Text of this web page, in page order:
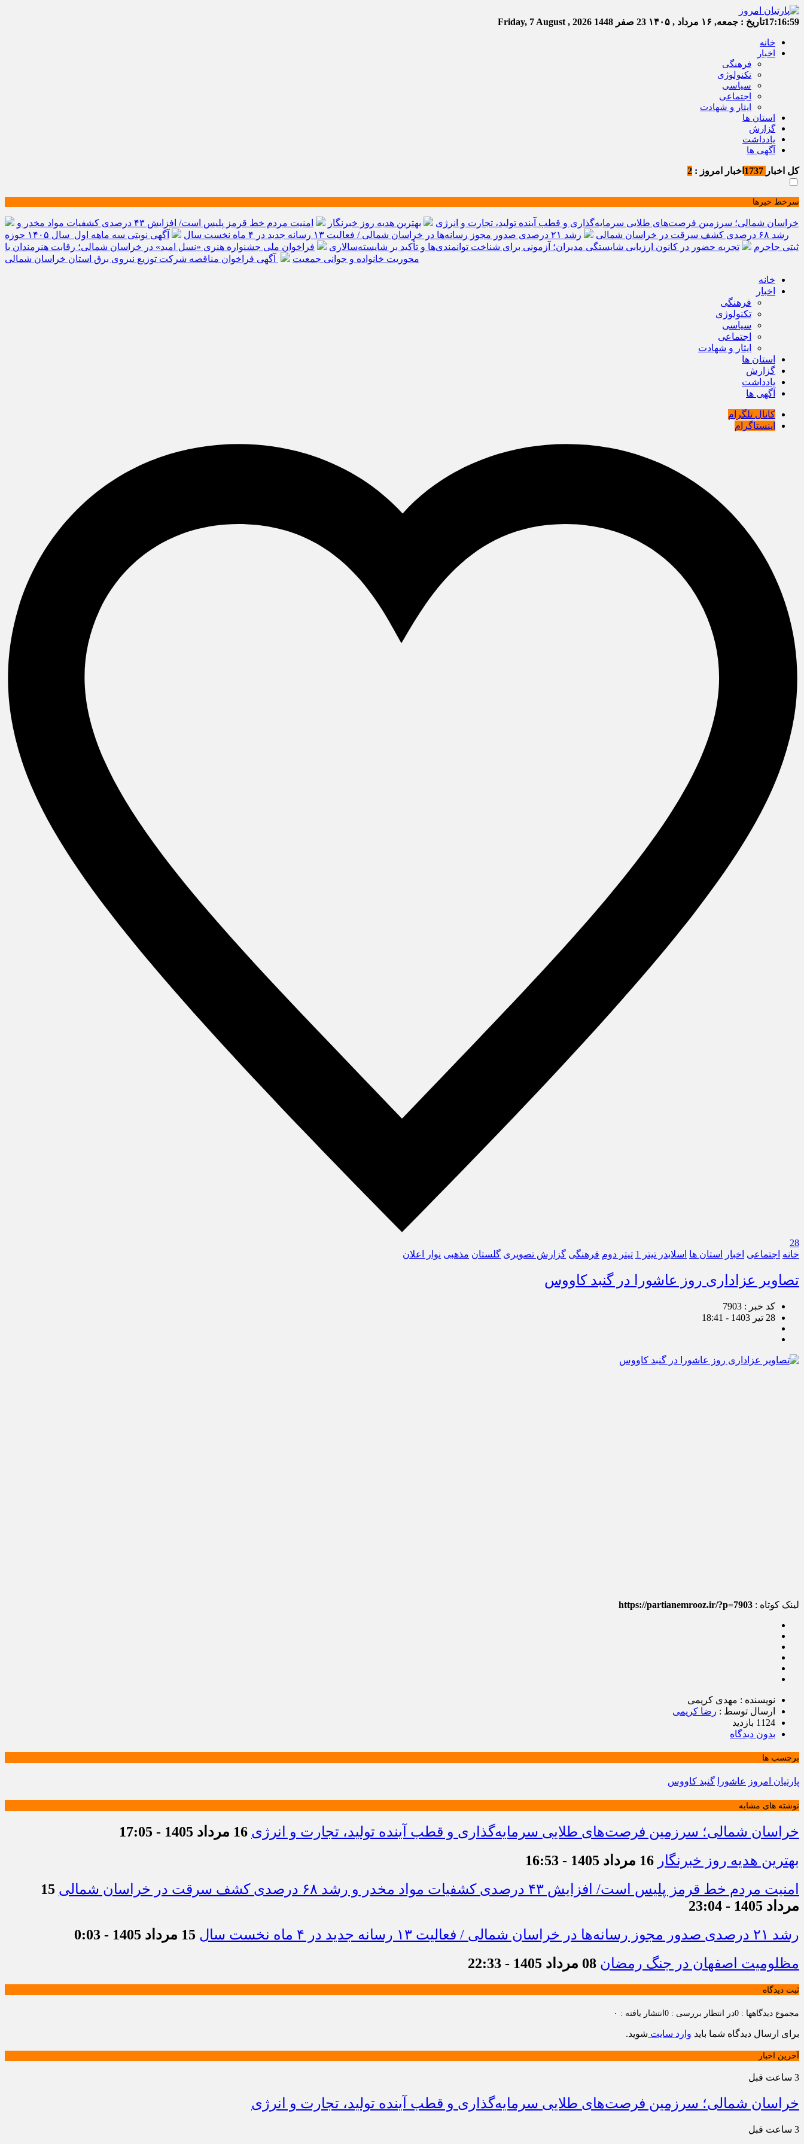
17:17:00تاریخ : جمعه, ۱۶ مرداد , ۱۴۰۵ 23 صفر 1448
خانه
اخبار
فرهنگی
تکنولوژی
سیاسی
اجتماعی
ایثار و شهادت
استان ها
گزارش
یادداشت
آگهی ها
کل اخبار اخبار امروز : 2
سرخط خبرها
خراسان شمالی؛ سرزمین فرصت‌های طلایی سرمایه‌گذاری و قطب آینده تولید، تجارت و انرژی بهترین هدیه روز خبرنگار
امنیت مردم خط قرمز پلیس است/ افزایش ۴۳ درصدی کشفیات مواد مخدر و
رشد ۶۸ درصدی کشف سرقت در خراسان شمالی
رشد ۲۱ درصدی صدور مجوز رسانه‌ها در خراسان شمالی / فعالیت ۱۳ رسانه جدید در ۴ ماه نخست سال
آگهی نوبتی سه ماهه اول سال ۱۴۰۵ حوزه
ثبتی جاجرم
تجربه حضور در کانون ارزیابی شایستگی مدیران؛ آزمونی برای شناخت توانمندی‌ها و تأکید بر شایسته‌سالاری
فراخوان ملی جشنواره هنری «نسل امید» در خراسان شمالی؛ رقابت هنرمندان با
محوریت خانواده و جوانی جمعیت
آگهی فراخوان مناقصه شرکت توزیع نیروی برق استان خراسان شمالی
خانه
اخبار
فرهنگی
تکنولوژی
سیاسی
اجتماعی
ایثار و شهادت
استان ها
گزارش
یادداشت
آگهی ها
کانال تلگرام
اینستاگرام
28
خانه اجتماعی اخبار استان ها اسلایدر تیتر 1 تیتر دوم فرهنگی گزارش تصویری گلستان مذهبی نوار اعلان
تصاویر عزاداری روز عاشورا در گنبد کاووس
کد خبر : 7903
28 تیر 1403 - 18:41
لینک کوتاه : https://partianemrooz.ir/?p=7903
نویسنده : مهدی کریمی
ارسال توسط : رضا کریمی
1124 بازدید
بدون دیدگاه
برچسب ها
پارتیان امروز عاشورا گنبد کاووس
نوشته های مشابه
خراسان شمالی؛ سرزمین فرصت‌های طلایی سرمایه‌گذاری و قطب آینده تولید، تجارت و انرژی 16 مرداد 1405 - 17:05
بهترین هدیه روز خبرنگار 16 مرداد 1405 - 16:53
امنیت مردم خط قرمز پلیس است/ افزایش ۴۳ درصدی کشفیات مواد مخدر و رشد ۶۸ درصدی کشف سرقت در خراسان شمالی
15
مرداد 1405 - 23:04
رشد ۲۱ درصدی صدور مجوز رسانه‌ها در خراسان شمالی / فعالیت ۱۳ رسانه جدید در ۴ ماه نخست سال
15 مرداد 1405 - 0:03
مظلومیت اصفهان در جنگ رمضان 08 مرداد 1405 - 22:33
ثبت دیدگاه
مجموع دیدگاهها : 0 در انتظار بررسی : 0 انتشار یافته : ۰
برای ارسال دیدگاه شما باید وارد سایت شوید.
آخرین اخبار
3 ساعت قبل
خراسان شمالی؛ سرزمین فرصت‌های طلایی سرمایه‌گذاری و قطب آینده تولید، تجارت و انرژی
3 ساعت قبل